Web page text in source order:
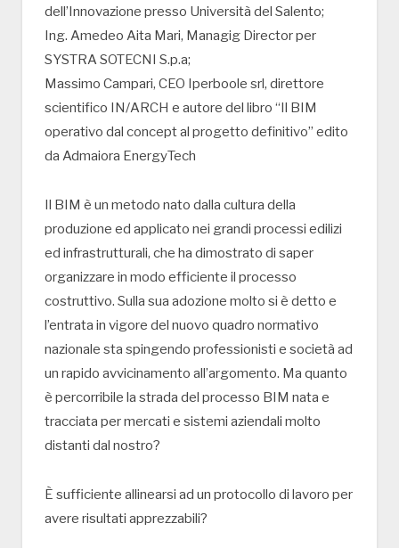
dell’Innovazione presso Università del Salento;
Ing. Amedeo Aita Mari, Managig Director per
SYSTRA SOTECNI S.p.a;
Massimo Campari, CEO Iperboole srl, direttore
scientifico IN/ARCH e autore del libro “Il BIM
operativo dal concept al progetto definitivo” edito
da Admaiora EnergyTech
Il BIM è un metodo nato dalla cultura della
produzione ed applicato nei grandi processi edilizi
ed infrastrutturali, che ha dimostrato di saper
organizzare in modo efficiente il processo
costruttivo. Sulla sua adozione molto si è detto e
l’entrata in vigore del nuovo quadro normativo
nazionale sta spingendo professionisti e società ad
un rapido avvicinamento all’argomento. Ma quanto
è percorribile la strada del processo BIM nata e
tracciata per mercati e sistemi aziendali molto
distanti dal nostro?
È sufficiente allinearsi ad un protocollo di lavoro per
avere risultati apprezzabili?